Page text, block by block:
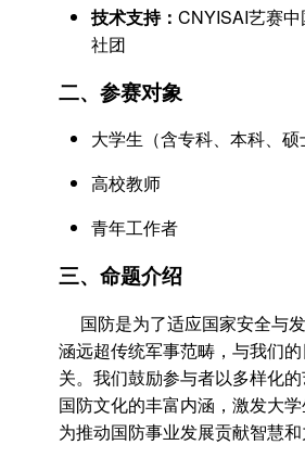
技术支持： CNYISAI艺赛
社团
二、参赛对象
大学生（含专科、本科、硕
高校教师
青年工作者
三、命题介绍
国防是为了适应国家安全与
涵远超传统军事范畴，与我们
关。我们鼓励参与者以多样化
国防文化的丰富内涵，激发大学
为推动国防事业发展贡献智慧和